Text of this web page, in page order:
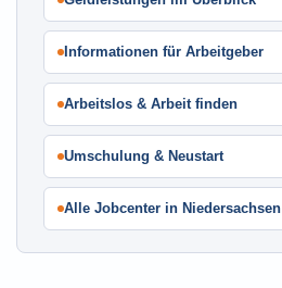
Informationen für Arbeitgeber
Arbeitslos & Arbeit finden
Umschulung & Neustart
Alle Jobcenter in Niedersachsen